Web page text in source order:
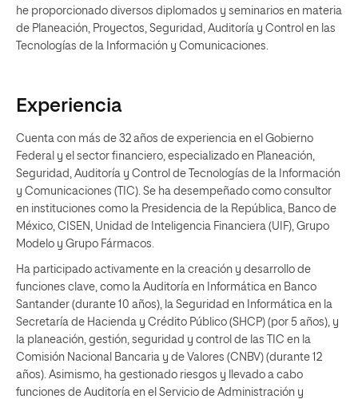
he proporcionado diversos diplomados y seminarios en materia
de Planeación, Proyectos, Seguridad, Auditoría y Control en las
Tecnologías de la Información y Comunicaciones.
Experiencia
Cuenta con más de 32 años de experiencia en el Gobierno
Federal y el sector financiero, especializado en Planeación,
Seguridad, Auditoría y Control de Tecnologías de la Información
y Comunicaciones (TIC). Se ha desempeñado como consultor
en instituciones como la Presidencia de la República, Banco de
México, CISEN, Unidad de Inteligencia Financiera (UIF), Grupo
Modelo y Grupo Fármacos.
Ha participado activamente en la creación y desarrollo de
funciones clave, como la Auditoría en Informática en Banco
Santander (durante 10 años), la Seguridad en Informática en la
Secretaría de Hacienda y Crédito Público (SHCP) (por 5 años), y
la planeación, gestión, seguridad y control de las TIC en la
Comisión Nacional Bancaria y de Valores (CNBV) (durante 12
años). Asimismo, ha gestionado riesgos y llevado a cabo
funciones de Auditoría en el Servicio de Administración y